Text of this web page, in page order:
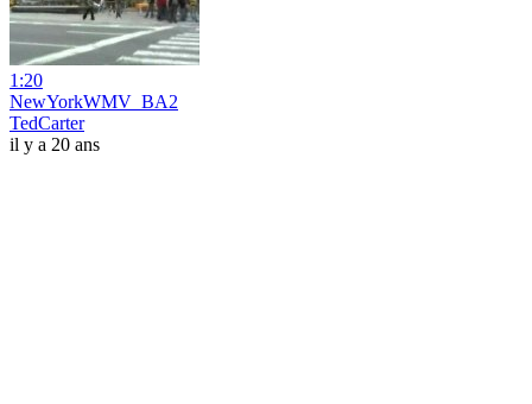
1:20
NewYorkWMV_BA2
TedCarter
il y a 20 ans